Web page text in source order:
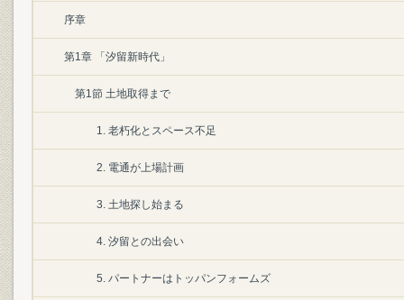
序章
第1章 「汐留新時代」
第1節 土地取得まで
1. 老朽化とスペース不足
2. 電通が上場計画
3. 土地探し始まる
4. 汐留との出会い
5. パートナーはトッパンフォームズ